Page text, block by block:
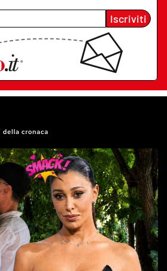
Iscriviti